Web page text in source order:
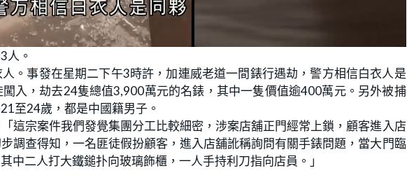
人。
。事發在星期二下午3時許，加連威老道一間錶行遇劫，警方相信白衣人是
入，劫去24隻總值3,900萬元的名錶，其中一隻價值逾400萬元。另外被捕
至24歲，都是中國籍男子。
這宗案件我們發覺集團分工比較細密，涉案店舖正門經常上鎖，顧客進入店
調查得知，一名匪徒假扮顧客，進入店舖訛稱詢問有關手錶問題，當大門臨
中二人打大鐵鎚扑向玻璃飾櫃，一人手持利刀指向店員。」